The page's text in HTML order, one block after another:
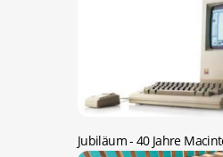
Jubiläum - 40 Jahre